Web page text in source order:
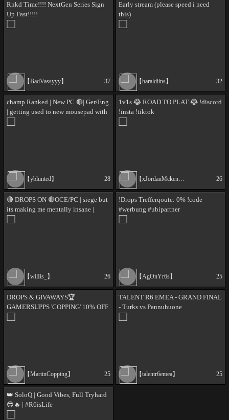
Rnkd Time!!!! NextGen Series Sign
Up Fast!!!!!
【BadVassyyy】 37
Early stream (please speed i need
this)
【haraldiins】 32
champ Ranked | New PC 🔴| Ger/Eng
| getting used to new mousepad with
【yblunted】 28
1v1s 😂 ROAD TO PLAT 😂 !discord
!insta !tiktok
【xJordanMckenzie】 26
🔴 DROPS ON 🔴OCE/PC | siege but
its making me mentally insane |
【wilIis_】 26
!Drops Trefferqoute: 0% !code
#werbung #ubipartner
【AgOnYr6s】 25
DROPS & GIVAWAYS🏆
GAMERSUPPS 'COPPING' 10% OFF
【MartinCopping】 25
TALENT R6 EMEA - GRAND FINAL
- Turks vs Pannuhuone
【talentr6emea】 25
👑 SoloQ | Good Vibes, Full Tryhard
😎🔥 | #R6isLife